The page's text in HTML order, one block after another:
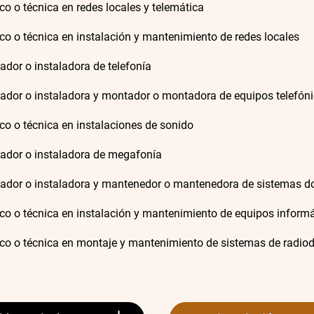
o técnica en redes locales y telemática
o técnica en instalación y mantenimiento de redes locales
o instaladora de telefonía
o instaladora y montador o montadora de equipos
o técnica en instalaciones de sonido
o instaladora de megafonía
o instaladora y mantenedor o mantenedora de sistemas
o técnica en instalación y mantenimiento de equipos
o técnica en montaje y mantenimiento de sistemas de